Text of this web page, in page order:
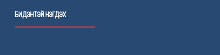
БИДЭНТЭЙ НЭГДЭХ